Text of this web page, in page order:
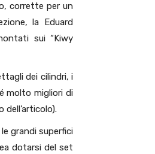
corrette per un
la Eduard
sui “Kiwy
dei cilindri, i
molto migliori di
grandi superfici
dotarsi del set